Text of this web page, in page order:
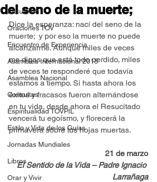
Encuentro
Oraciones TOV
Encuentro de Experiencia
Asamblea Internacional 2018
Asamblea Nacional
Consultas
Espiritualidad TOVPIL
Estilo y Vida de los Guías
Jornadas Mundiales
Libros
Orar y Vivir
del seno de la muerte;
Dice la esperanza: nací del seno de la
muerte;  y por eso la muerte no puede
alcanzarme. Aunque miles de veces
me digas que está todo perdido, miles
de veces te responderé que todavía
estamos a tiempo. Si hasta ahora los
éxitos y fracasos fueron alternándose
en tu vida, desde ahora el Resucitado
vencerá tu egoísmo, y florecerá la
primavera sobre tus hojas muertas.
21 de marzo
El Sentido de la Vida – Padre Ignacio
Larrañaga